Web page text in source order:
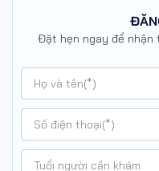
Đặt hẹn ngay để nhận